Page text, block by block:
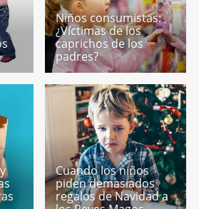
Niños consumistas:
¿Víctimas de los
caprichos de los
padres?
Cuando los niños
piden demasiados
regalos de Navidad a